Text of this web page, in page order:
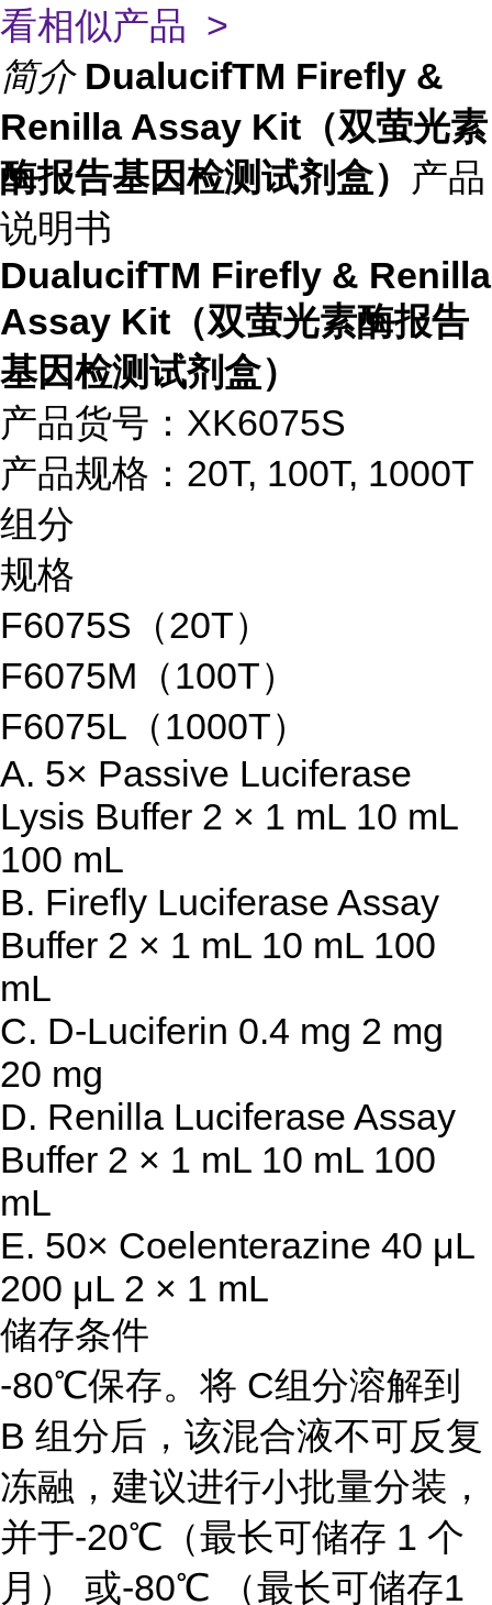
看相似产品 >
简介 DualucifTM Firefly &
Renilla Assay Kit（双萤光素
酶报告基因检测试剂盒） 产品
说明书
DualucifTM Firefly & Renilla
Assay Kit（双萤光素酶报告
基因检测试剂盒）
产品货号：XK6075S
产品规格：20T, 100T, 1000T
组分
规格
F6075S（20T）
F6075M（100T）
F6075L（1000T）
A. 5× Passive Luciferase
Lysis Buffer 2 × 1 mL 10 mL
100 mL
B. Firefly Luciferase Assay
Buffer 2 × 1 mL 10 mL 100
mL
C. D-Luciferin 0.4 mg 2 mg
20 mg
D. Renilla Luciferase Assay
Buffer 2 × 1 mL 10 mL 100
mL
E. 50× Coelenterazine 40 μL
200 μL 2 × 1 mL
储存条件
-80℃保存。将 C组分溶解到
B 组分后，该混合液不可反复
冻融，建议进行小批量分装，
并于-20℃（最长可储存 1 个
月） 或-80℃ （最长可储存1